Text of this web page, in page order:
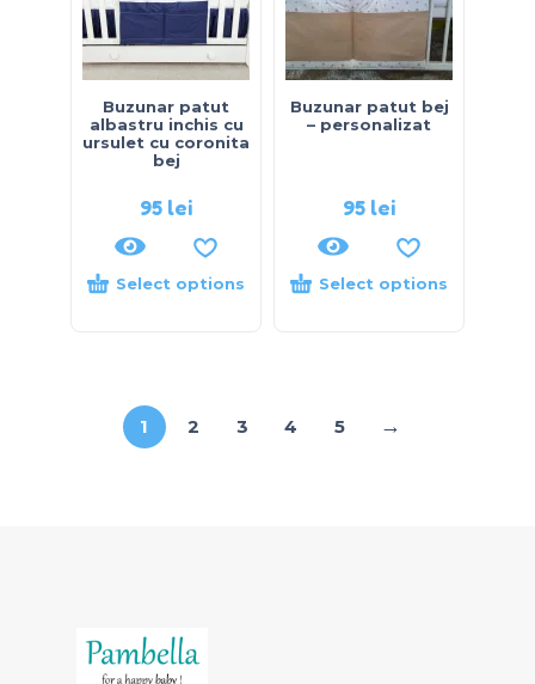
Buzunar patut
albastru inchis cu
ursulet cu coronita
bej
95 lei
Select options
Buzunar patut bej
– personalizat
95 lei
Select options
1 2 3 4 5 →